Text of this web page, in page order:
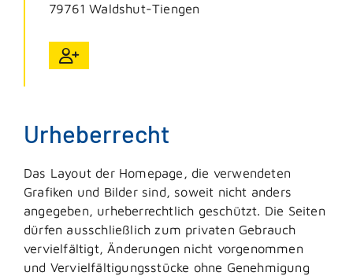
79761 Waldshut-Tiengen
Urheberrecht
Das Layout der Homepage, die verwendeten
Grafiken und Bilder sind, soweit nicht anders
angegeben, urheberrechtlich geschützt. Die Seiten
dürfen ausschließlich zum privaten Gebrauch
vervielfältigt, Änderungen nicht vorgenommen
und Vervielfältigungsstücke ohne Genehmigung